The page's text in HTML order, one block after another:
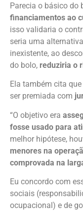
Parecia o básico do
financiamentos ao
isso validaria o
seria uma
inexistente, ao
do bolo, reduziria o
Ela também cita
ser premiada com
“O objetivo era
fosse usado para
melhor hipótese,
menores na
comprovada na
Eu concordo com
sociais
ocupacional) e de